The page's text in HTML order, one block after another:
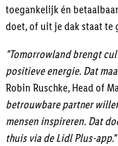
toegankelijk én
doet, of uit je dak staat te
"Tomorrowland brengt
positieve energie. Dat
Robin Ruschke, Head of
betrouwbare partner
mensen inspireren. Dat
thuis via de Lidl Plus-app."